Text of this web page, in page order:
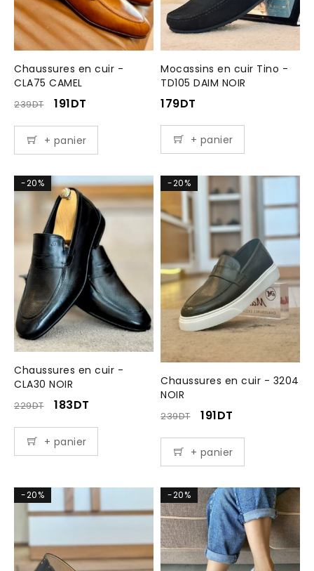
Chaussures en cuir -
CLA75 CAMEL
239DT 191DT
+ panier
Mocassins en cuir Tino -
TD105 DAIM NOIR
179DT
+ panier
-20%
Chaussures en cuir -
CLA30 NOIR
229DT 183DT
+ panier
-20%
Chaussures en cuir - 3204
NOIR
239DT 191DT
+ panier
-20% -20%